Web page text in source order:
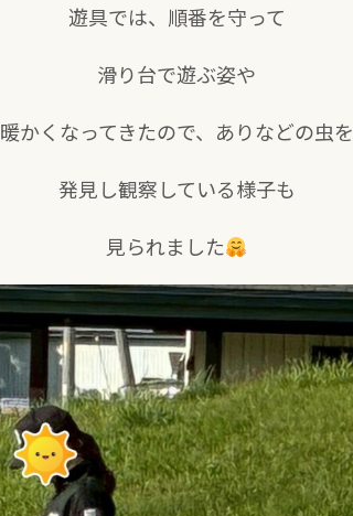
遊具では、順番を守って
滑り台で遊ぶ姿や
暖かくなってきたので、ありなどの虫を
発見し観察している様子も
見られました